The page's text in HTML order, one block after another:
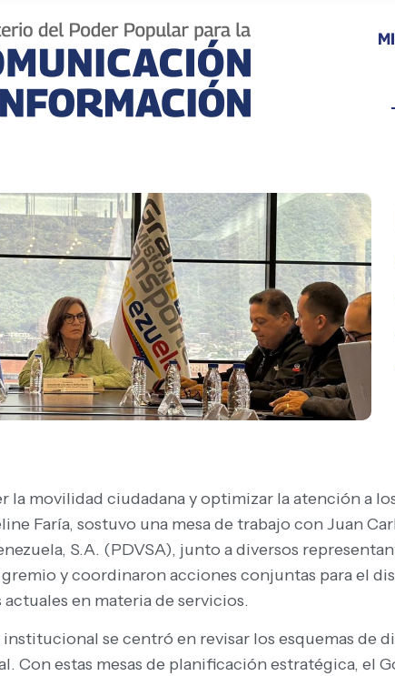
movilidad ciudadana y optimizar la atención a
Faría, sostuvo una mesa de trabajo con Juan
S.A. (PDVSA), junto a diversos
y coordinaron acciones conjuntas para el
en materia de servicios.
se centró en revisar los esquemas
Con estas mesas de planificación estratégica, el